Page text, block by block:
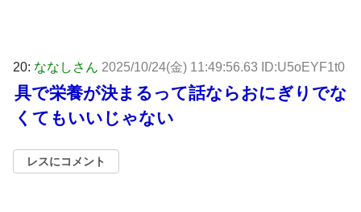
20: ななしさん 2025/10/24(金) 11:49:56.63 ID:U5oEYF1t0
具で栄養が決まるって話ならおにぎりでな
くてもいいじゃない
レスにコメント